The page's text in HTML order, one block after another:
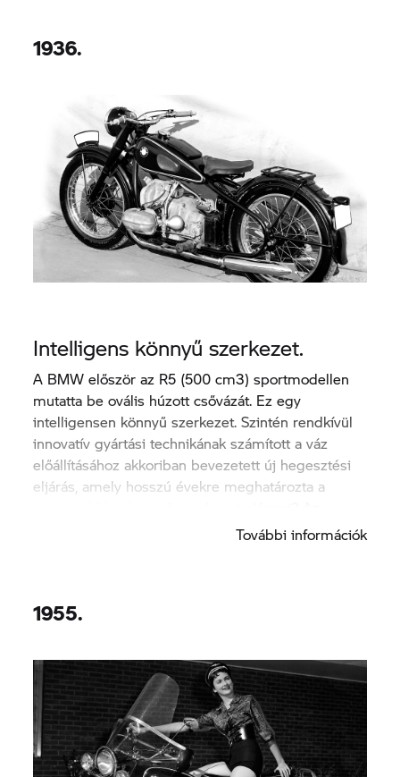
1936.
Intelligens könnyű szerkezet.
A BMW először az R5 (500 cm3) sportmodellen
mutatta be ovális húzott csővázát. Ez egy
intelligensen könnyű szerkezet. Szintén rendkívül
innovatív gyártási technikának számított a váz
előállításához akkoriban bevezetett új hegesztési
eljárás, amely hosszú évekre meghatározta a
alacsony súllyal párosuló nagyfokú rugalmasság.
További információk
1955.